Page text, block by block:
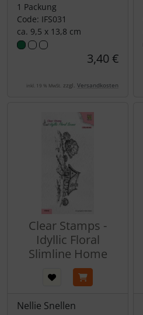
1 Packung
Code: IFS031
ca. 9,5 x 13,8 cm
3,40 €
inkl. 19 % MwSt. zzgl. Versandkosten
Clear Stamps -
Idyllic Floral
Slimline Home
Nellie Snellen